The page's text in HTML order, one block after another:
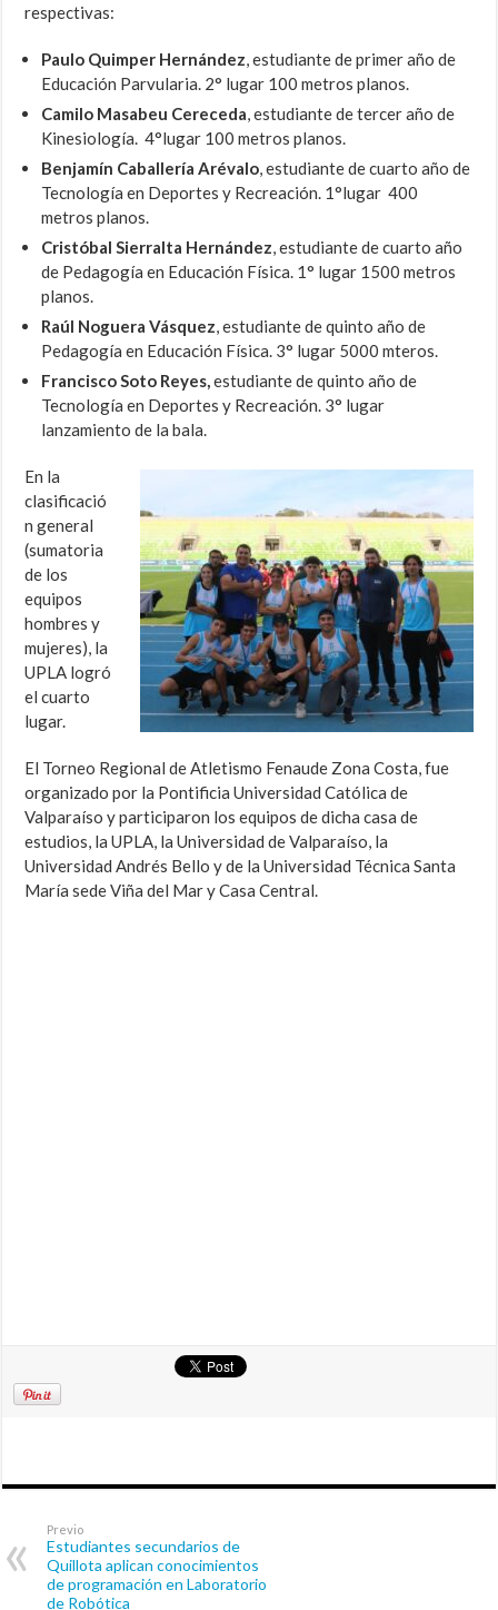
respectivas:
Paulo Quimper Hernández, estudiante de primer año de
Educación Parvularia. 2° lugar 100 metros planos.
Camilo Masabeu Cereceda, estudiante de tercer año de
Kinesiología. 4°lugar 100 metros planos.
Benjamín Caballería Arévalo, estudiante de cuarto año de
Tecnología en Deportes y Recreación. 1°lugar 400
metros planos.
Cristóbal Sierralta Hernández, estudiante de cuarto año
de Pedagogía en Educación Física. 1° lugar 1500 metros
planos.
Raúl Noguera Vásquez, estudiante de quinto año de
Pedagogía en Educación Física. 3° lugar 5000 mteros.
Francisco Soto Reyes,estudiante de quinto año de
Tecnología en Deportes y Recreación. 3° lugar
lanzamiento de la bala.
En la
clasificació
n general
(sumatoria
de los
equipos
hombres y
mujeres), la
UPLA logró
el cuarto
lugar.
El Torneo Regional de Atletismo Fenaude Zona Costa, fue
organizado por la Pontificia Universidad Católica de
Valparaíso y participaron los equipos de dicha casa de
estudios, la UPLA, la Universidad de Valparaíso, la
Universidad Andrés Bello y de la Universidad Técnica Santa
María sede Viña del Mar y Casa Central.
Previo
Estudiantes secundarios de
Quillota aplican conocimientos
de programación en Laboratorio
de Robótica